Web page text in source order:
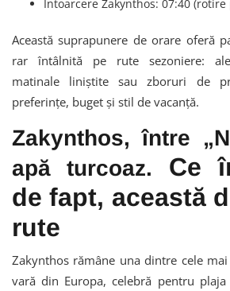
Întoarcere Zakynthos: 07:40
Această suprapunere de orare oferă
rar întâlnită pe rute sezoniere:
matinale liniștite sau zboruri de
preferințe, buget și stil de vacanță.
Zakynthos, între
apă turcoaz. Ce
de fapt, această
rute
Zakynthos rămâne una dintre cele
vară din Europa, celebră pentru